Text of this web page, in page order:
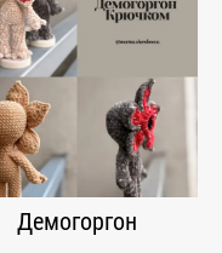
Демогоргон